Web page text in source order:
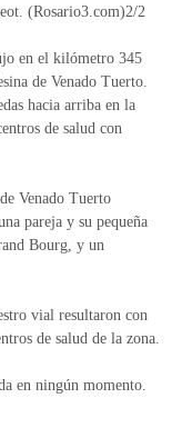
(Rosario3.com)2/2
en el kilómetro 345
de Venado Tuerto.
hacia arriba en la
de salud con
Venado Tuerto
pareja y su pequeña
Bourg, y un
vial resultaron con
de salud de la zona.
en ningún momento.